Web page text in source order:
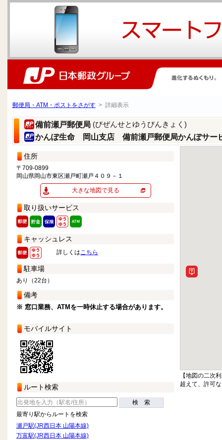
郵便局・ATM・ポストをさがす > 詳細表示
備前瀬戸郵便局 (びぜんせとゆうびんきょく)
かんぽ生命 岡山支店 備前瀬戸郵便局かんぽサー
住所
〒709-0899
岡山県岡山市東区瀬戸町瀬戸４０９－１
大きな地図で見る
取り扱いサービス
キャッシュレス
詳しくはこちら
駐車場
あり（22台）
備考
※ 窓口業務、ATMを一時休止する場合があります。
モバイルサイト
ルート検索
検 索
最寄り駅からルートを検索
瀬戸駅(JR西日本 山陽本線)
万富駅(JR西日本 山陽本線)
【地図の二次
超えて、許可